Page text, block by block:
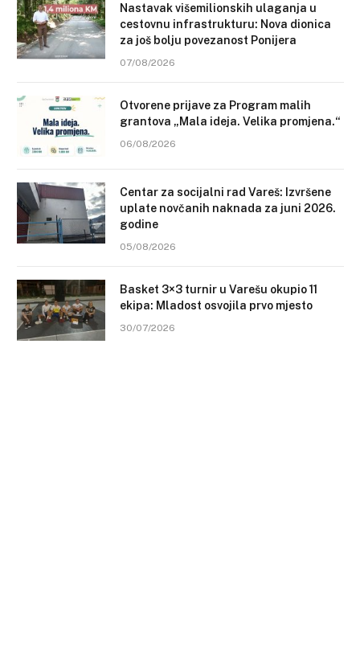
Nastavak višemilionskih ulaganja u
cestovnu infrastrukturu: Nova dionica
za još bolju povezanost Ponijera
07/08/2026
Otvorene prijave za Program malih
grantova „Mala ideja. Velika promjena.“
06/08/2026
Centar za socijalni rad Vareš: Izvršene
uplate novčanih naknada za juni 2026.
godine
05/08/2026
Basket 3×3 turnir u Varešu okupio 11
ekipa: Mladost osvojila prvo mjesto
30/07/2026